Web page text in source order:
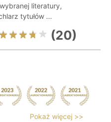
literatury,
tytułów ...
(20)
Pokaż więcej >>